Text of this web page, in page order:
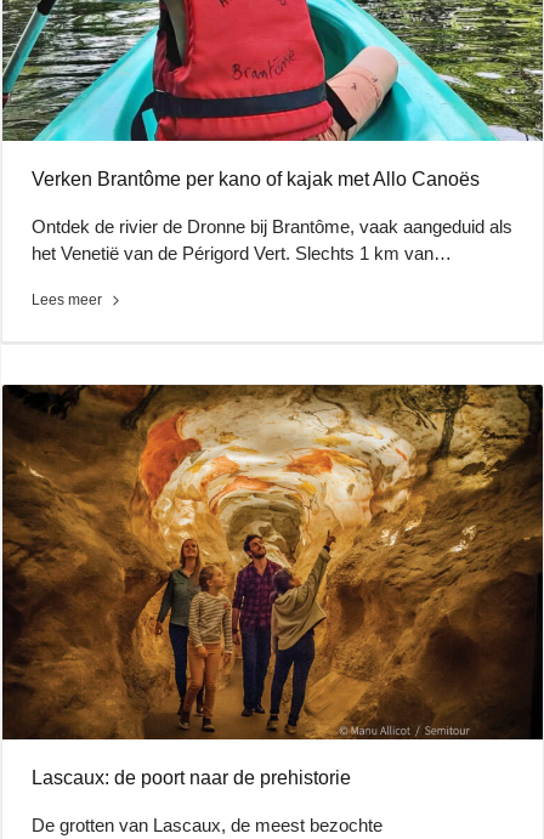
Verken Brantôme per kano of kajak met Allo Canoës
Ontdek de rivier de Dronne bij Brantôme, vaak aangeduid als
het Venetië van de Périgord Vert. Slechts 1 km van…
Lees meer
Lascaux: de poort naar de prehistorie
De grotten van Lascaux, de meest bezochte